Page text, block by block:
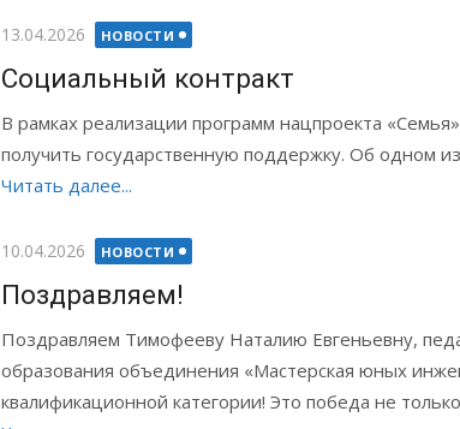
Опубликовано
13.04.2026 НОВОСТИ
Социальный контракт
В рамках реализации программ нацпроекта
получить государственную поддержку. Об одном
Читать далее...
Опубликовано
10.04.2026 НОВОСТИ
Поздравляем!
Поздравляем Тимофееву Наталию Евгеньевну,
образования объединения «Мастерская юных
квалификационной категории! Это победа не